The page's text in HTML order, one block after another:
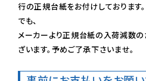
行の正規台紙をお付けしております
でも、
メーカーより正規台紙の入荷減数
ざいます。予めご了承下さいませ。